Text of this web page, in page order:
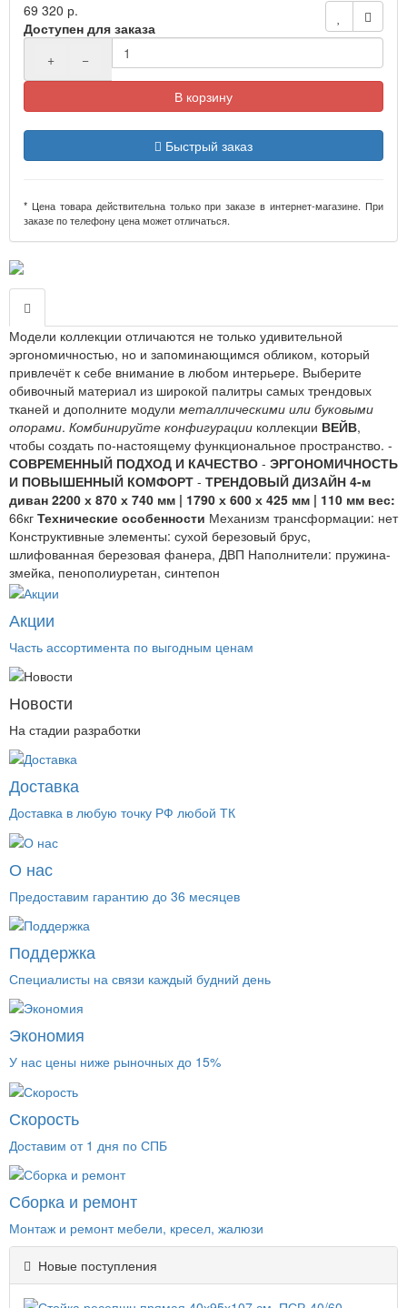
69 320 р.
Доступен для заказа
+
−
В корзину
Быстрый заказ
* Цена товара действительна только при заказе в интернет-магазине. При
заказе по телефону цена может отличаться.
Модели коллекции отличаются не только удивительной
эргономичностью, но и запоминающимся обликом, который
привлечёт к себе внимание в любом интерьере. Выберите
обивочный материал из широкой палитры самых трендовых
тканей и дополните модули металлическими или буковыми
опорами. Комбинируйте конфигурации коллекции ВЕЙВ,
чтобы создать по-настоящему функциональное пространство. -
СОВРЕМЕННЫЙ ПОДХОД И КАЧЕСТВО - ЭРГОНОМИЧНОСТЬ
И ПОВЫШЕННЫЙ КОМФОРТ - ТРЕНДОВЫЙ ДИЗАЙН 4-м
диван 2200 х 870 х 740 мм | 1790 х 600 х 425 мм | 110 мм вес:
66кг Технические особенности Механизм трансформации: нет
Конструктивные элементы: сухой березовый брус,
шлифованная березовая фанера, ДВП Наполнители: пружина-
змейка, пенополиуретан, синтепон
Акции
Часть ассортимента по выгодным ценам
Новости
На стадии разработки
Доставка
Доставка в любую точку РФ любой ТК
О нас
Предоставим гарантию до 36 месяцев
Поддержка
Специалисты на связи каждый будний день
Экономия
У нас цены ниже рыночных до 15%
Скорость
Доставим от 1 дня по СПБ
Сборка и ремонт
Монтаж и ремонт мебели, кресел, жалюзи
Новые поступления